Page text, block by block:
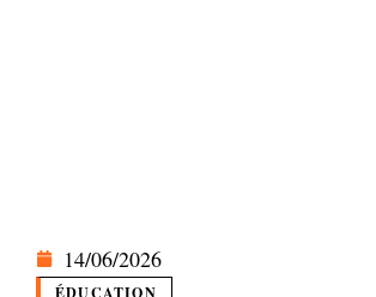
14/06/2026
ÉDUCATION